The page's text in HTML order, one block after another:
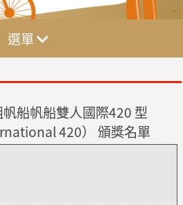
選單
船帆船雙人國際420 型
420） 頒獎名單